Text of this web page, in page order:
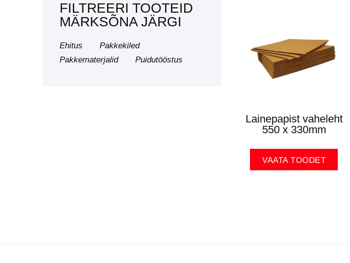
Lainepapist vaheleht
550 x 330mm
VAATA TOODET
FILTREERI TOOTEID
MÄRKSÕNA JÄRGI
Ehitus
Pakkekiled
Pakkematerjalid
Puidutööstus